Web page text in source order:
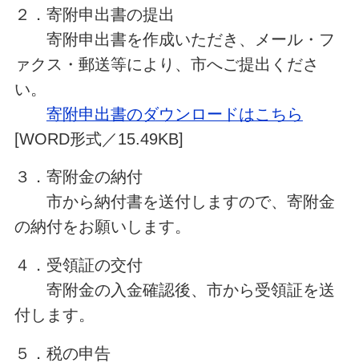
２．寄附申出書の提出
寄附申出書を作成いただき、メール・フ
ァクス・郵送等により、市へご提出くださ
い。
寄附申出書のダウンロードはこちら
[WORD形式／15.49KB]
３．寄附金の納付
市から納付書を送付しますので、寄附金
の納付をお願いします。
４．受領証の交付
寄附金の入金確認後、市から受領証を送
付します。
５．税の申告